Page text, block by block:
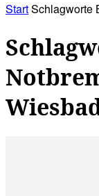
StartSchlagworte